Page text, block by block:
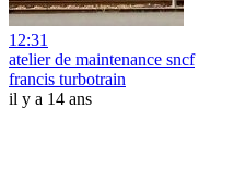
12:31
atelier de maintenance sncf
francis turbotrain
il y a 14 ans